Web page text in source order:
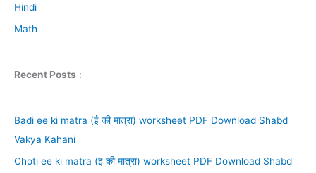
Hindi
Math
Recent Posts :
Badi ee ki matra (ई की मात्रा) worksheet PDF Download Shabd
Vakya Kahani
Choti ee ki matra (इ की मात्रा) worksheet PDF Download Shabd